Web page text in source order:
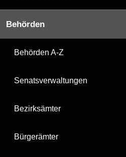
Behörden
Behörden A-Z
Senatsverwaltungen
Bezirksämter
Bürgerämter